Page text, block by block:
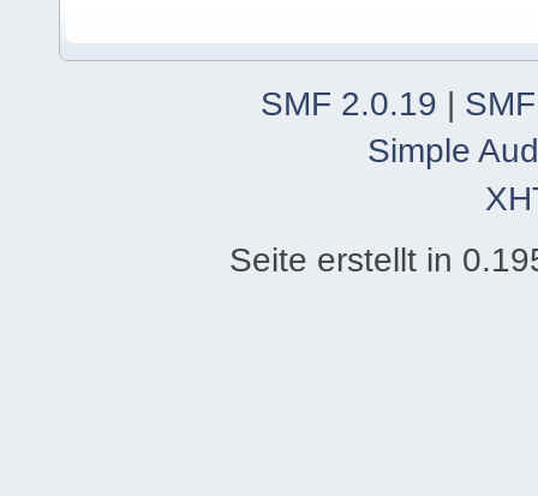
SMF 2.0.19
Simple
Seite erstellt in